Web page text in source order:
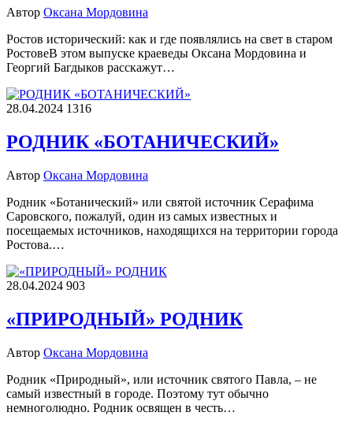
Автор Оксана Мордовина
Ростов исторический: как и где появлялись на свет в старом
РостовеВ этом выпуске краеведы Оксана Мордовина и
Георгий Багдыков расскажут…
28.04.2024 1316
РОДНИК «БОТАНИЧЕСКИЙ»
Автор Оксана Мордовина
Родник «Ботанический» или святой источник Серафима
Саровского, пожалуй, один из самых известных и
посещаемых источников, находящихся на территории города
Ростова.…
28.04.2024 903
«ПРИРОДНЫЙ» РОДНИК
Автор Оксана Мордовина
Родник «Природный», или источник святого Павла, – не
самый известный в городе. Поэтому тут обычно
немноголюдно. Родник освящен в честь…